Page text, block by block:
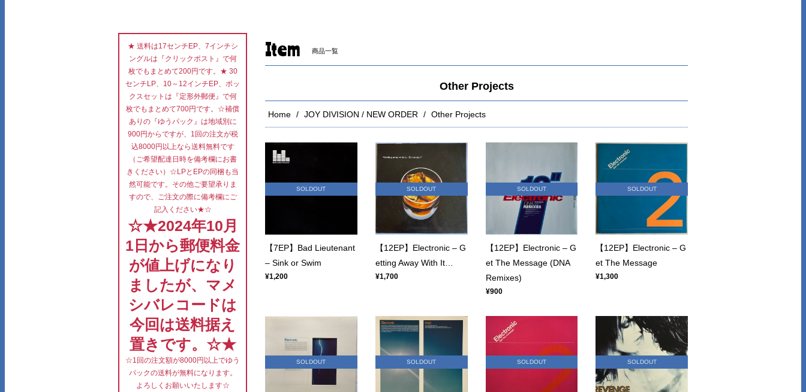
Item 商品一覧
Other Projects
Home JOY DIVISION / NEW ORDER Other Projects
SOLDOUT
【7EP】Bad Lieutenant
– Sink or Swim
¥1,200
SOLDOUT
【12EP】Electronic – G
etting Away With It…
¥1,700
SOLDOUT
【12EP】Electronic ‎– G
et The Message (DNA
Remixes)
¥900
SOLDOUT
【12EP】Electronic – G
et The Message
¥1,300
SOLDOUT SOLDOUT SOLDOUT SOLDOUT
★ 送料は17センチEP、7インチシ
ングルは『クリックポスト』で何
枚でもまとめて200円です。★ 30
センチLP、10～12インチEP、ボッ
クスセットは『定形外郵便』で何
枚でもまとめて700円です。☆補償
ありの『ゆうパック』は地域別に
900円からですが、1回の注文が税
込8000円以上なら送料無料です
（ご希望配達日時を備考欄にお書
きください）☆LPとEPの同梱も当
然可能です。その他ご要望承りま
すので、ご注文の際に備考欄にご
記入ください★☆
☆★2024年10月
1日から郵便料金
が値上げになり
ましたが、マメ
シバレコードは
今回は送料据え
置きです。☆★
☆1回の注文額が8000円以上でゆう
パックの送料が無料になります。
よろしくお願いいたします☆